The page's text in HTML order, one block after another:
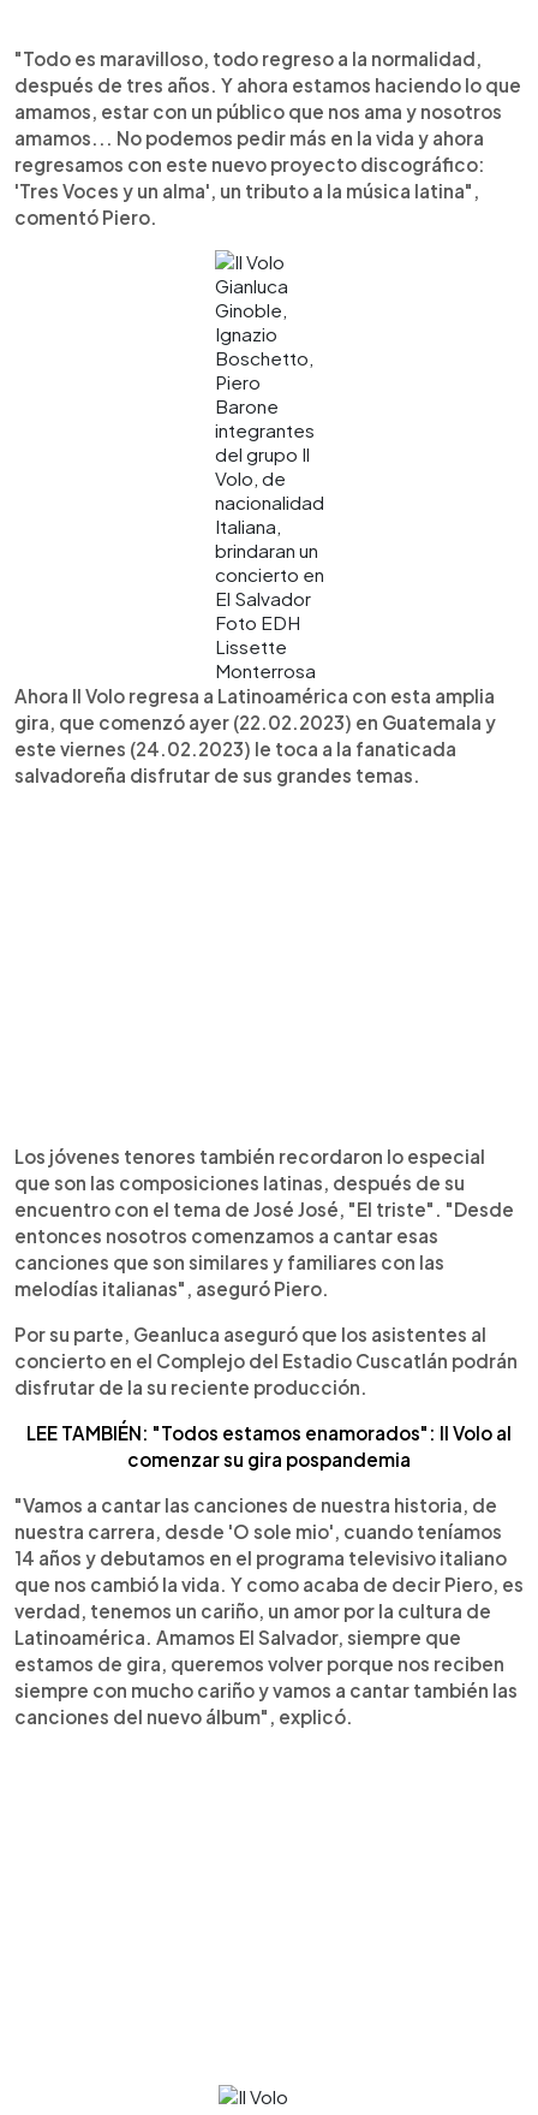
"Todo es maravilloso, todo regreso a la normalidad,
después de tres años. Y ahora estamos haciendo lo que
amamos, estar con un público que nos ama y nosotros
amamos... No podemos pedir más en la vida y ahora
regresamos con este nuevo proyecto discográfico:
'Tres Voces y un alma', un tributo a la música latina",
comentó Piero.
Gianluca
Ginoble,
Ignazio
Boschetto,
Piero
Barone
integrantes
del grupo Il
Volo, de
nacionalidad
Italiana,
brindaran un
concierto en
El Salvador
Foto EDH
Lissette
Monterrosa
Ahora Il Volo regresa a Latinoamérica con esta amplia
gira, que comenzó ayer (22.02.2023) en Guatemala y
este viernes (24.02.2023) le toca a la fanaticada
salvadoreña disfrutar de sus grandes temas.
Los jóvenes tenores también recordaron lo especial
que son las composiciones latinas, después de su
encuentro con el tema de José José, "El triste". "Desde
entonces nosotros comenzamos a cantar esas
canciones que son similares y familiares con las
melodías italianas", aseguró Piero.
Por su parte, Geanluca aseguró que los asistentes al
concierto en el Complejo del Estadio Cuscatlán podrán
disfrutar de la su reciente producción.
LEE TAMBIÉN: "Todos estamos enamorados": Il Volo al
comenzar su gira pospandemia
"Vamos a cantar las canciones de nuestra historia, de
nuestra carrera, desde 'O sole mio', cuando teníamos
14 años y debutamos en el programa televisivo italiano
que nos cambió la vida. Y como acaba de decir Piero, es
verdad, tenemos un cariño, un amor por la cultura de
Latinoamérica. Amamos El Salvador, siempre que
estamos de gira, queremos volver porque nos reciben
siempre con mucho cariño y vamos a cantar también las
canciones del nuevo álbum", explicó.